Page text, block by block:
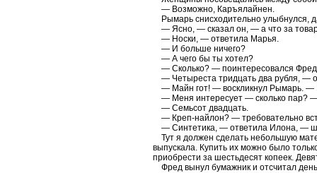
— Возможно, Каръялайнен.
Рымарь снисходительно улыбнулся,
— Ясно, — сказал он, — а что за
— Носки, — ответила Марья.
— И больше ничего?
— А чего бы ты хотел?
— Сколько? — поинтересовался
— Четыреста тридцать два рубля, —
— Майн гот! — воскликнул Рымарь. —
— Меня интересует — сколько пар? —
— Семьсот двадцать.
— Креп-найлон? — требовательно
— Синтетика, — ответила Илона, —
Тут я должен сделать небольшую
выпускала. Купить их можно было
приобрести за шестьдесят копеек.
Фред вынул бумажник и отсчитал